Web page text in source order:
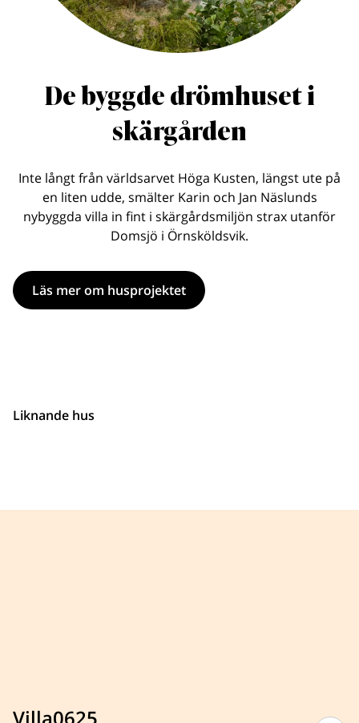
De byggde drömhuset i
skärgården
Inte långt från världsarvet Höga Kusten, längst ute på
en liten udde, smälter Karin och Jan Näslunds
nybyggda villa in fint i skärgårdsmiljön strax utanför
Domsjö i Örnsköldsvik.
Läs mer om husprojektet
Liknande hus
Villa0625